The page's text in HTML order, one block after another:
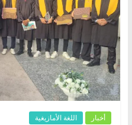
أخبار اللغة الأمازيغية